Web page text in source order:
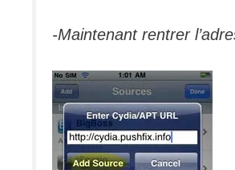
-Maintenant rentrer